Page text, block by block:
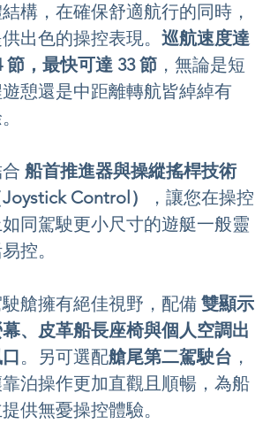
構，在確保舒適航行的同時，
出色的操控表現。 巡航速度達
節，最快可達 33 節，無論是短
憩還是中距離轉航皆綽綽有
船首推進器與操縱搖桿技術
Joystick Control）
，讓您在操控
同駕駛更小尺寸的遊艇一般靈
控。
艙擁有絕佳視野，配備 雙顯示
、皮革船長座椅與個人空調出
。另可選配艙尾第二駕駛台 ，
泊操作更加直觀且順暢，為船
供無憂操控體驗。